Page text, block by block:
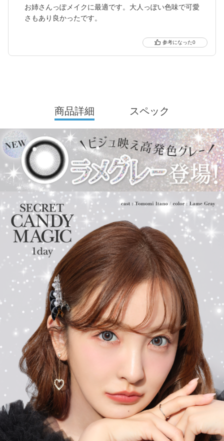
ンズにリニューアル！
さらに待望の乱視用カラコン secretcandymagic toric（シークレッ
常に最旬の「盛れる」と「お客様のニーズ」をキャッチし、進化
お姉さんっぽメイクに最適です。大人っぽい色味で可愛
さもあり良かったです。
0
商品詳細 スペック